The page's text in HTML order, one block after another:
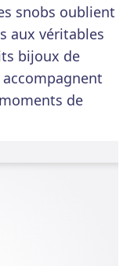
snobs oublient
aux véritables
bijoux de
de